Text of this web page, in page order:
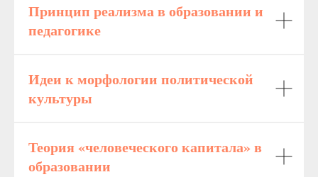
Принцип реализма в образовании и
педагогике
Идеи к морфологии политической
культуры
Теория «человеческого капитала» в
образовании